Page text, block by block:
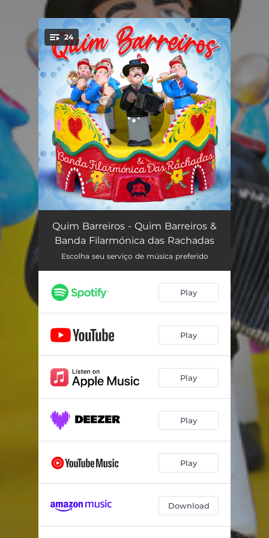
You're all set!
24
O peixe 03:38
A coisa 03:50
Amélia costureira 03:40
Autógrafo desses
Dar ao apito 03:51
Meu dinossauro 03:30
É só inveja 03:29
Eu comi a sobra 03:04
Garagem da vizinha
Marcha da malta do Carvalho 03:11
Mestre de culinária 03:41
Quim Barreiros - Quim Barreiros &
Banda Filarmónica das Rachadas
Escolha seu serviço de música preferido
Play
Play
Play
Play
Play
Download